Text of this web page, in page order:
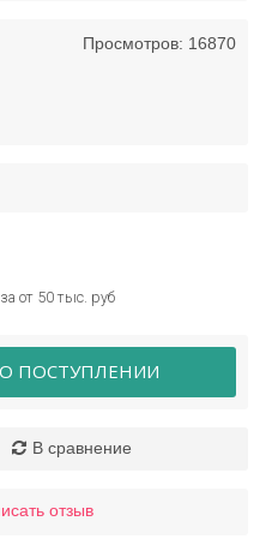
Просмотров: 16870
от 50 тыс. руб
ПОСТУПЛЕНИИ
В сравнение
отзыв